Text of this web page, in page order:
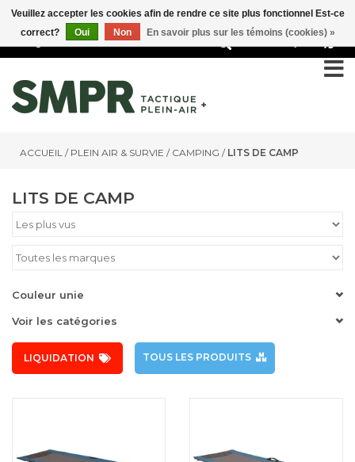
0
ACCUEIL / PLEIN AIR & SURVIE / CAMPING / LITS DE CAMP
LITS DE CAMP
Couleur unie
Voir les catégories
LIQUIDATION TOUS LES PRODUITS
Veuillez accepter les cookies afin de rendre ce site plus fonctionnel Est-ce
correct?
Oui Non En savoir plus sur les témoins (cookies) »